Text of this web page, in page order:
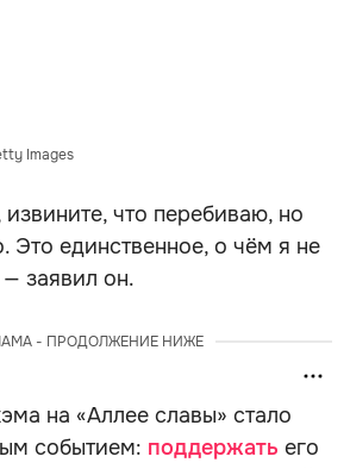
Images
извините, что перебиваю, но
Это единственное, о чём я не
— заявил он.
- ПРОДОЛЖЕНИЕ НИЖЕ
на «Аллее славы» стало
событием: поддержать его